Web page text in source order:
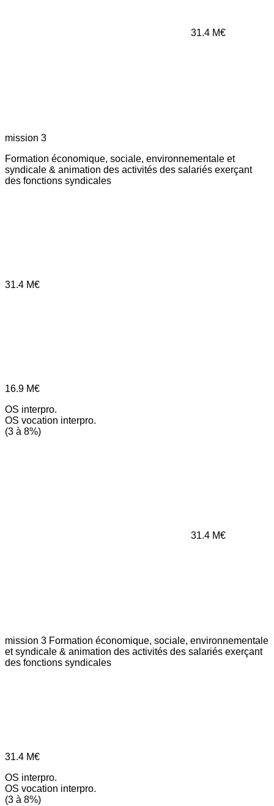
31.4 M€
mission 3
Formation économique, sociale, environnementale et
syndicale & animation des activités des salariés exerçant
des fonctions syndicales
31.4 M€
16.9 M€
OS interpro.
OS vocation interpro.
(3 à 8%)
31.4 M€
mission 3 Formation économique, sociale, environnementale
et syndicale & animation des activités des salariés exerçant
des fonctions syndicales
31.4 M€
OS interpro.
OS vocation interpro.
(3 à 8%)